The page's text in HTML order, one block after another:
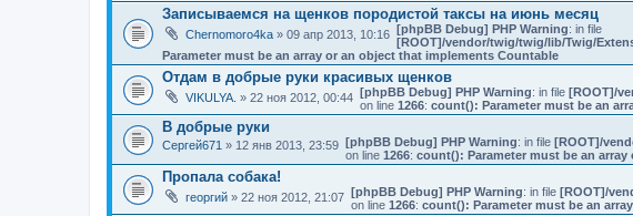
Записываемся на щенков породистой таксы на июнь месяц
Chernomoro4ka » 09 апр 2013, 10:16 [phpBB Debug] PHP Warning: in file
[ROOT]/vendor/twig/twig/lib/Twig/
Parameter must be an array or an object that implements Countable
Отдам в добрые руки красивых щенков
VIKULYA. » 22 ноя 2012, 00:44 [phpBB Debug] PHP Warning: in file [ROOT]/
on line 1266: count(): Parameter must be an
В добрые руки
Сергей671 » 12 янв 2013, 23:59 [phpBB Debug] PHP Warning: in file [ROOT]/
on line 1266: count(): Parameter must be an
Пропала собака!
георгий » 22 ноя 2012, 21:07 [phpBB Debug] PHP Warning: in file [ROOT]/
on line 1266: count(): Parameter must be an